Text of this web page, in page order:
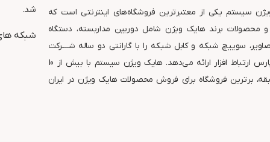
سیستم یکی از معتبرترین فروشگاه‌های اینترنتی است که
محصولات برند هایک ویژن شامل دوربین مداربسته، دستگاه
سوییچ شبکه و کابل شبکه را با گارانتی دو ساله شــــرکت
معتبر پارس ارتباط افزار ارائه می‌دهد. هایک ویژن سیستم با بیش از 10
برترین فروشگاه برای فروش محصولات هایک ویژن در ایران
شد.
شبکه